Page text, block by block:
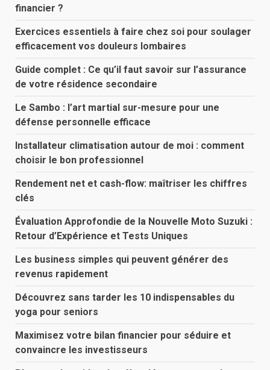
financier ?
Exercices essentiels à faire chez soi pour soulager
efficacement vos douleurs lombaires
Guide complet : Ce qu’il faut savoir sur l’assurance
de votre résidence secondaire
Le Sambo : l’art martial sur-mesure pour une
défense personnelle efficace
Installateur climatisation autour de moi : comment
choisir le bon professionnel
Rendement net et cash-flow: maîtriser les chiffres
clés
Évaluation Approfondie de la Nouvelle Moto Suzuki :
Retour d’Expérience et Tests Uniques
Les business simples qui peuvent générer des
revenus rapidement
Découvrez sans tarder les 10 indispensables du
yoga pour seniors
Maximisez votre bilan financier pour séduire et
convaincre les investisseurs